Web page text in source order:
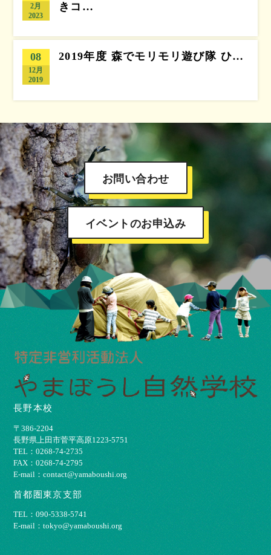
2月
2023
きコ…
08
12月
2019
2019年度 森でモリモリ遊び隊 ひ…
お問い合わせ
イベントのお申込み
長野本校
〒386-2204
⻑野県上⽥市菅平⾼原1223-5751
TEL：0268-74-2735
FAX：0268-74-2795
E-mail：contact@yamaboushi.org
首都圏東京支部
TEL：090-5338-5741
E-mail：tokyo@yamaboushi.org